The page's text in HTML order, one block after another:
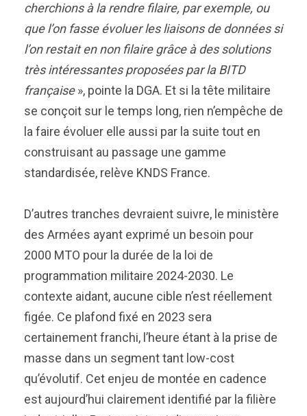
cherchions à la rendre filaire, par exemple, ou
que l’on fasse évoluer les liaisons de données si
l’on restait en non filaire grâce à des solutions
très intéressantes proposées par la BITD
française», pointe la DGA. Et si la tête militaire
se conçoit sur le temps long, rien n’empêche de
la faire évoluer elle aussi par la suite tout en
construisant au passage une gamme
standardisée, relève KNDS France.
D’autres tranches devraient suivre, le ministère
des Armées ayant exprimé un besoin pour
2000 MTO pour la durée de la loi de
programmation militaire 2024-2030. Le
contexte aidant, aucune cible n’est réellement
figée. Ce plafond fixé en 2023 sera
certainement franchi, l’heure étant à la prise de
masse dans un segment tant low-cost
qu’évolutif. Cet enjeu de montée en cadence
est aujourd’hui clairement identifié par la filière